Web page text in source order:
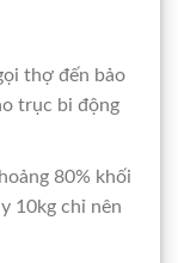
thợ đến bảo
trục bi động
80% khối
10kg chỉ nên